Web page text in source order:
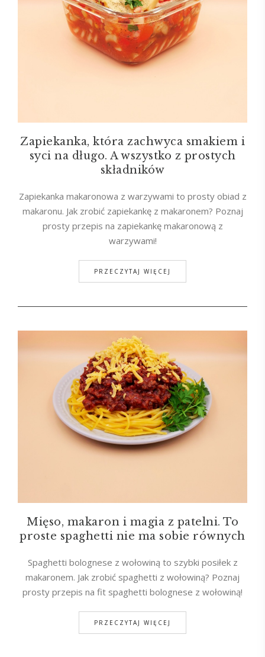
Zapiekanka, która zachwyca smakiem i
syci na długo. A wszystko z prostych
składników
Zapiekanka makaronowa z warzywami to prosty obiad z
makaronu. Jak zrobić zapiekankę z makaronem? Poznaj
prosty przepis na zapiekankę makaronową z
warzywami!
PRZECZYTAJ WIĘCEJ
Mięso, makaron i magia z patelni. To
proste spaghetti nie ma sobie równych
Spaghetti bolognese z wołowiną to szybki posiłek z
makaronem. Jak zrobić spaghetti z wołowiną? Poznaj
prosty przepis na fit spaghetti bolognese z wołowiną!
PRZECZYTAJ WIĘCEJ